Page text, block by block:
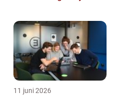
11 juni 2026